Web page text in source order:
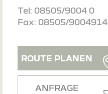
Tel: 08505/9004 0
Fax: 08505/9004914
ROUTE PLANEN
ANFRAGE